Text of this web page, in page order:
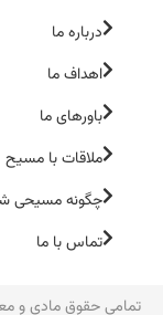
درباره ما
اهداف ما
باورهای ما
ملاقات با مسیح
چگونه مسیحی
تماس با ما
تمامی حقوق مادی و